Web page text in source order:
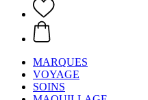
MARQUES
VOYAGE
SOINS